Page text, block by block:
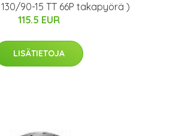
130/90-15 TT 66P takapyörä )
115.5 EUR
LISÄTIETOJA